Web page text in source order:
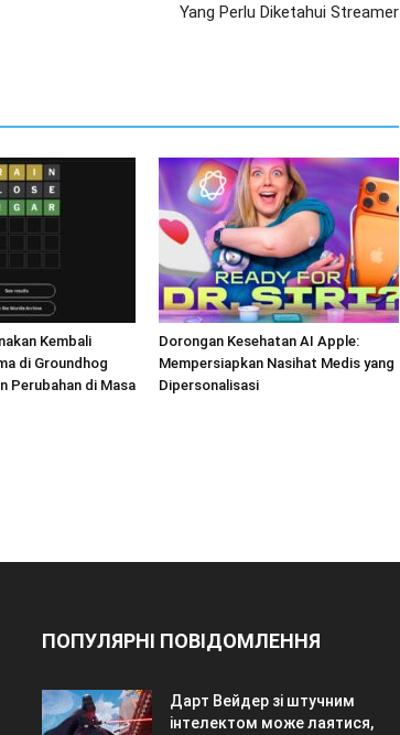
Yang Perlu Diketahui Streamer
Kembali
di Groundhog
Perubahan di Masa
Dorongan Kesehatan AI Apple:
Mempersiapkan Nasihat Medis yang
Dipersonalisasi
ПОПУЛЯРНІ ПОВІДОМЛЕННЯ
Дарт Вейдер зі штучним
інтелектом може лаятися,